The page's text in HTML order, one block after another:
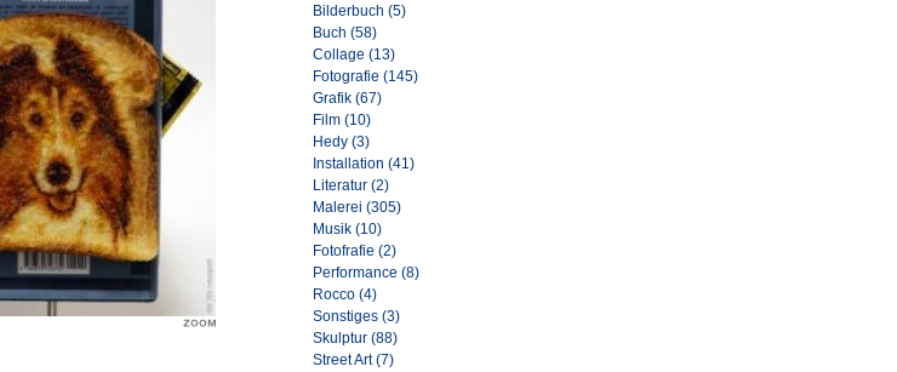
Bilderbuch (5)
Buch (58)
Collage (13)
Fotografie (145)
Grafik (67)
Film (10)
Hedy (3)
Installation (41)
Literatur (2)
Malerei (305)
Musik (10)
Fotofrafie (2)
Performance (8)
Rocco (4)
Sonstiges (3)
Skulptur (88)
Street Art (7)